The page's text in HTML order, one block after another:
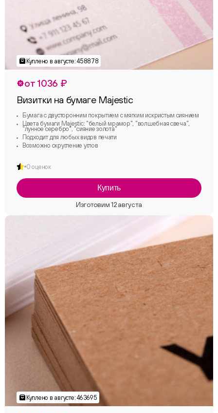
от 1036 ₽
Визитки на бумаге Majestic
Бумага с двусторонним покрытием с мягким искристым сиянием
Цвета бумаги Majestic: "белый мрамор", "волшебная свеча",
"лунное серебро", "сияние золота"
Подходит для любых видов печати
Возможно скругление углов
0 оценок
Купить